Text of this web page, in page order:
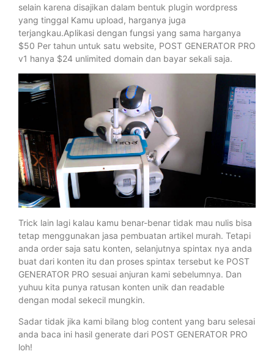
selain karena disajikan dalam bentuk plugin wordpress
yang tinggal Kamu upload, harganya juga
terjangkau.Aplikasi dengan fungsi yang sama harganya
$50 Per tahun untuk satu website, POST GENERATOR PRO
v1 hanya $24 unlimited domain dan bayar sekali saja.
Trick lain lagi kalau kamu benar-benar tidak mau nulis bisa
tetap menggunakan jasa pembuatan artikel murah. Tetapi
anda order saja satu konten, selanjutnya spintax nya anda
buat dari konten itu dan proses spintax tersebut ke POST
GENERATOR PRO sesuai anjuran kami sebelumnya. Dan
yuhuu kita punya ratusan konten unik dan readable
dengan modal sekecil mungkin.
Sadar tidak jika kami bilang blog content yang baru selesai
anda baca ini hasil generate dari POST GENERATOR PRO
loh!